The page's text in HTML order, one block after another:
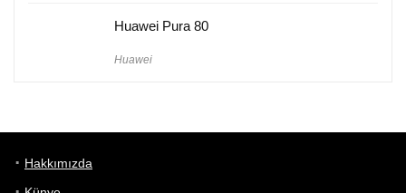
Huawei Pura 80
Huawei
Hakkımızda